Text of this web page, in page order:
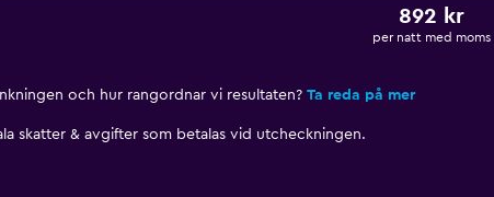
892 kr
per natt med moms
och hur rangordnar vi resultaten? Ta reda på mer
skatter & avgifter som betalas vid utcheckningen.